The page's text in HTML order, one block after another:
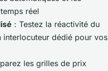
réel
: Testez la réactivité du
dédié pour vos
les grilles de prix